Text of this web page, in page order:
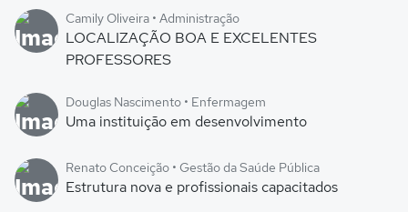
Camily Oliveira • Administração
LOCALIZAÇÃO BOA E EXCELENTES
PROFESSORES
Douglas Nascimento • Enfermagem
Uma instituição em desenvolvimento
Renato Conceição • Gestão da Saúde Pública
Estrutura nova e profissionais capacitados